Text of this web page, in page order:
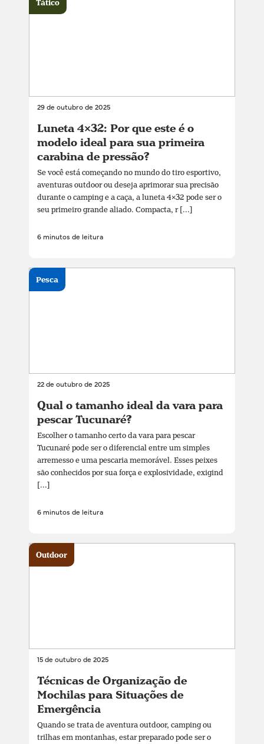
29 de outubro de 2025
Luneta 4×32: Por que este é o
modelo ideal para sua primeira
carabina de pressão?
Se você está começando no mundo do tiro esportivo,
aventuras outdoor ou deseja aprimorar sua precisão
durante o camping e a caça, a luneta 4×32 pode ser o
seu primeiro grande aliado. Compacta, r [...]
6 minutos de leitura
Tático
22 de outubro de 2025
Qual o tamanho ideal da vara para
pescar Tucunaré?
Escolher o tamanho certo da vara para pescar
Tucunaré pode ser o diferencial entre um simples
arremesso e uma pescaria memorável. Esses peixes
são conhecidos por sua força e explosividade, exigind
[...]
6 minutos de leitura
Pesca
15 de outubro de 2025
Técnicas de Organização de
Mochilas para Situações de
Emergência
Quando se trata de aventura outdoor, camping ou
trilhas em montanhas, estar preparado pode ser o
Outdoor